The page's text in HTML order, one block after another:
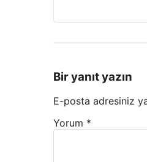
Bir yanıt yazın
E-posta adresiniz
Yorum *